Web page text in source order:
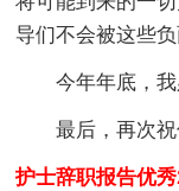
导们不会被这些
今年年底，
最后，再次
护士辞职报告优秀